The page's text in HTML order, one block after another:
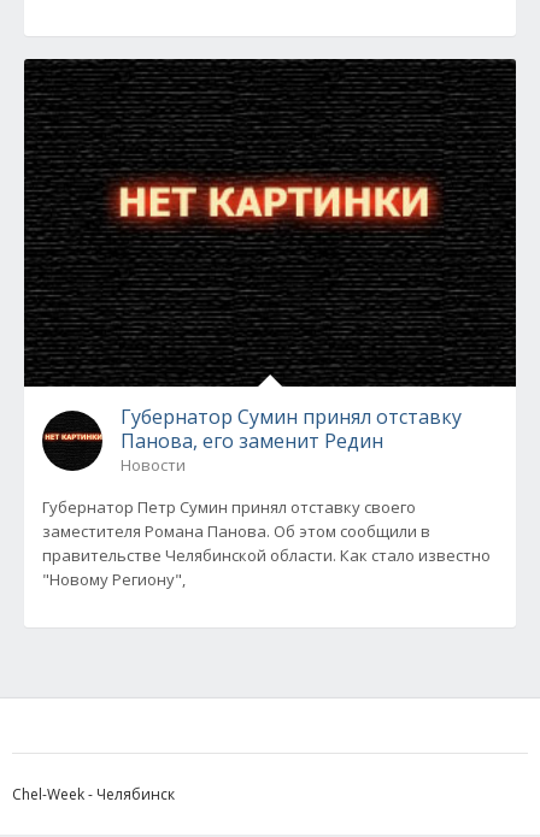
Губернатор Сумин принял отставку
Панова, его заменит Редин
Новости
Губернатор Петр Сумин принял отставку своего
заместителя Романа Панова. Об этом сообщили в
правительстве Челябинской области. Как стало известно
"Новому Региону",
Chel-Week - Челябинск